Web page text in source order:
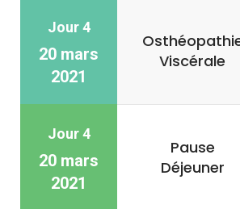
Jour 4
20 mars
2021
Viscérale
Jour 4
20 mars
2021
Pause
Déjeuner